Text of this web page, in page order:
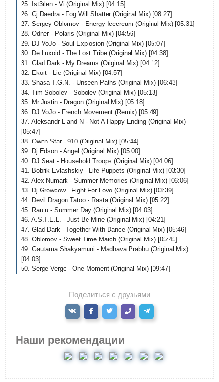
25. Ist3rlen - Vi (Original Mix) [04:15]
26. Cj Daedra - Fog Will Shatter (Original Mix) [08:27]
27. Sergey Oblomov - Energy Icecream (Original Mix) [05:31]
28. Odner - Polaris (Original Mix) [04:56]
29. DJ VoJo - Soul Explosion (Original Mix) [05:07]
30. De Luxoid - The Lost Tribe (Original Mix) [04:38]
31. Glad Dark - My Dreams (Original Mix) [04:12]
32. Ekort - Lie (Original Mix) [04:57]
33. Shasa T.G.N. - Unseen Paths (Original Mix) [06:43]
34. Tim Sobolev - Sobolev (Original Mix) [05:13]
35. Mr.Justin - Dragon (Original Mix) [05:18]
36. DJ VoJo - French Movement (Remix) [05:49]
37. Aleksandr L and N - Not A Happy Ending (Original Mix)
[05:47]
38. Owen Star - 910 (Original Mix) [05:44]
39. Dj Edson - Angel (Original Mix) [05:00]
40. DJ Seat - Household Troops (Original Mix) [04:06]
41. Bobrik Evlashskiy - Life Puppets (Original Mix) [03:30]
42. Alex Numark - Summer Memories (Original Mix) [06:06]
43. Dj Grewcew - Fight For Love (Original Mix) [03:39]
44. Devil Dragon Tatoo - Rasta (Original Mix) [05:22]
45. Rautu - Summer Day (Original Mix) [04:03]
46. A.S.T.E.L. - Just Be Mine (Original Mix) [04:21]
47. Glad Dark - Together With Dance (Original Mix) [05:46]
48. Oblomov - Sweet Time March (Original Mix) [05:45]
49. Gautama Shakyamuni - Madhava Prabhu (Original Mix)
[04:03]
50. Serge Vergo - One Moment (Original Mix) [09:47]
Поделиться с друзьями
Наши рекомендации